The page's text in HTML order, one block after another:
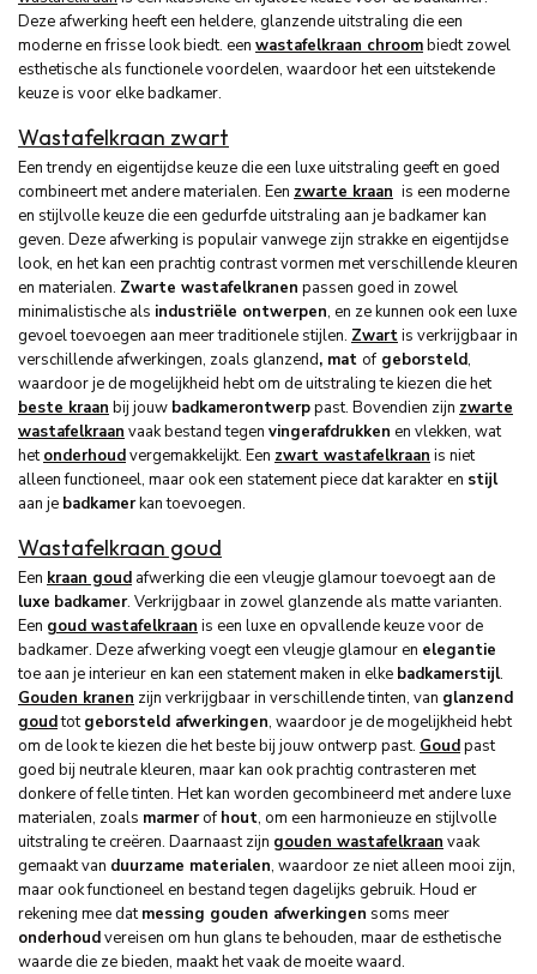
Deze afwerking heeft een heldere, glanzende uitstraling die een
moderne en frisse look biedt. een wastafelkraan chroombiedt zowel
esthetische als functionele voordelen, waardoor het een uitstekende
keuze is voor elke badkamer.
Wastafelkraan zwart
Een trendy en eigentijdse keuze die een luxe uitstraling geeft en goed
combineert met andere materialen. Een zwarte kraan is een moderne
en stijlvolle keuze die een gedurfde uitstraling aan je badkamer kan
geven. Deze afwerking is populair vanwege zijn strakke en eigentijdse
look, en het kan een prachtig contrast vormen met verschillende kleuren
en materialen. Zwarte wastafelkranen passen goed in zowel
minimalistische als industriële ontwerpen, en ze kunnen ook een luxe
gevoel toevoegen aan meer traditionele stijlen. Zwartis verkrijgbaar in
verschillende afwerkingen, zoals glanzend, mat of geborsteld,
waardoor je de mogelijkheid hebt om de uitstraling te kiezen die het
beste kraan bij jouw badkamerontwerppast. Bovendien zijn zwarte
wastafelkraan vaak bestand tegen vingerafdrukken en vlekken, wat
hetonderhoudvergemakkelijkt. Een zwart wastafelkraan is niet
alleen functioneel, maar ook een statement piece dat karakter en stijl
aan je badkamerkan toevoegen.
Wastafelkraan goud
Een kraan goud afwerking die een vleugje glamour toevoegt aan de
luxe badkamer. Verkrijgbaar in zowel glanzende als matte varianten.
Een goud wastafelkraan is een luxe en opvallende keuze voor de
badkamer. Deze afwerking voegt een vleugje glamour en elegantie
toe aan je interieur en kan een statement maken in elke badkamerstijl.
Gouden kranen zijn verkrijgbaar in verschillende tinten, van glanzend
goudtotgeborsteld afwerkingen, waardoor je de mogelijkheid hebt
om de look te kiezen die het beste bij jouw ontwerp past. Goudpast
goed bij neutrale kleuren, maar kan ook prachtig contrasteren met
donkere of felle tinten. Het kan worden gecombineerd met andere luxe
materialen, zoals marmerof hout, om een harmonieuze en stijlvolle
uitstraling te creëren. Daarnaast zijn gouden wastafelkraan vaak
gemaakt van duurzame materialen, waardoor ze niet alleen mooi zijn,
maar ook functioneel en bestand tegen dagelijks gebruik. Houd er
rekening mee datmessing gouden afwerkingen soms meer
onderhoudvereisen om hun glans te behouden, maar de esthetische
waarde die ze bieden, maakt het vaak de moeite waard.